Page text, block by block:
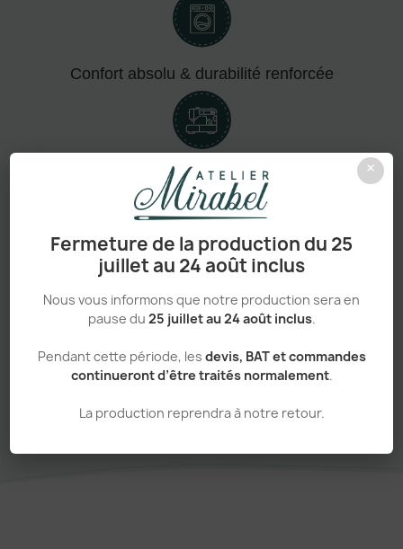
×
Fermeture de la production du 25
juillet au 24 août inclus
Nous vous informons que notre production sera en
pause du 25 juillet au 24 août inclus.
Pendant cette période, les devis, BAT et commandes
continueront d’être traités normalement.
La production reprendra à notre retour.
Confort absolu & durabilité renforcée
Personnalisation haut de gamme
Adapté aux pros comme aux particuliers
Sans minimum de commande